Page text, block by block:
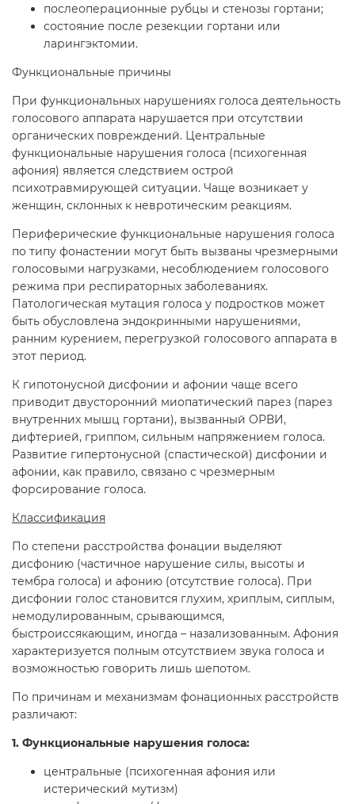
послеоперационные рубцы и стенозы гортани;
состояние после резекции гортани или
ларингэктомии.
Функциональные причины
При функциональных нарушениях голоса деятельность
голосового аппарата нарушается при отсутствии
органических повреждений. Центральные
функциональные нарушения голоса (психогенная
афония) является следствием острой
психотравмирующей ситуации. Чаще возникает у
женщин, склонных к невротическим реакциям.
Периферические функциональные нарушения голоса
по типу фонастении могут быть вызваны чрезмерными
голосовыми нагрузками, несоблюдением голосового
режима при респираторных заболеваниях.
Патологическая мутация голоса у подростков может
быть обусловлена эндокринными нарушениями,
ранним курением, перегрузкой голосового аппарата в
этот период.
К гипотонусной дисфонии и афонии чаще всего
приводит двусторонний миопатический парез (парез
внутренних мышц гортани), вызванный ОРВИ,
дифтерией, гриппом, сильным напряжением голоса.
Развитие гипертонусной (спастической) дисфонии и
афонии, как правило, связано с чрезмерным
форсирование голоса.
Классификация
По степени расстройства фонации выделяют
дисфонию (частичное нарушение силы, высоты и
тембра голоса) и афонию (отсутствие голоса). При
дисфонии голос становится глухим, хриплым, сиплым,
немодулированным, срывающимся,
быстроиссякающим, иногда – назализованным. Афония
характеризуется полным отсутствием звука голоса и
возможностью говорить лишь шепотом.
По причинам и механизмам фонационных расстройств
различают:
1. Функциональные нарушения голоса:
центральные (психогенная афония или
истерический мутизм)